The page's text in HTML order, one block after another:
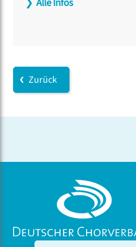
Ensembles. Seit 2017 ist sie
❯ Alle Infos
Zurück